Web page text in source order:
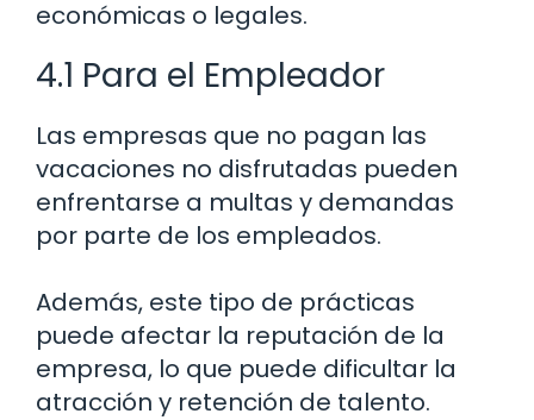
económicas o legales.
4.1 Para el Empleador
Las empresas que no pagan las
vacaciones no disfrutadas pueden
enfrentarse a multas y demandas
por parte de los empleados.
Además, este tipo de prácticas
puede afectar la reputación de la
empresa, lo que puede dificultar la
atracción y retención de talento.